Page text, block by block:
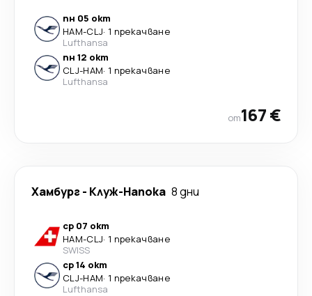
пн 05 окт
HAM-CLJ· 1 прекачване
Lufthansa
пн 12 окт
CLJ-HAM· 1 прекачване
Lufthansa
от167 €
Хамбург- Клуж-Напока 8 дни
ср 07 окт
HAM-CLJ· 1 прекачване
SWISS
ср 14 окт
CLJ-HAM· 1 прекачване
Lufthansa